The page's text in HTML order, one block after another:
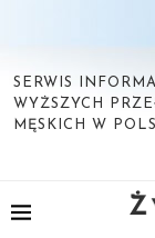
SERWIS
WYŻSZYCH
MĘSKICH W